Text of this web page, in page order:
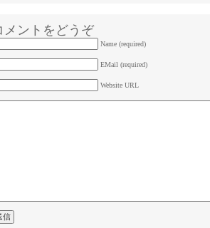
メントをどうぞ
Name (required)
EMail (required)
Website URL